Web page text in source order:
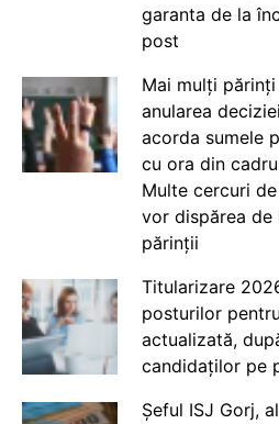
garanta de la
post
Mai mulți
anularea
acorda sumele
cu ora din
Multe cercuri
vor dispărea de
părinții
Titularizare
posturilor
actualizată,
candidaților pe
Șeful ISJ Gorj,